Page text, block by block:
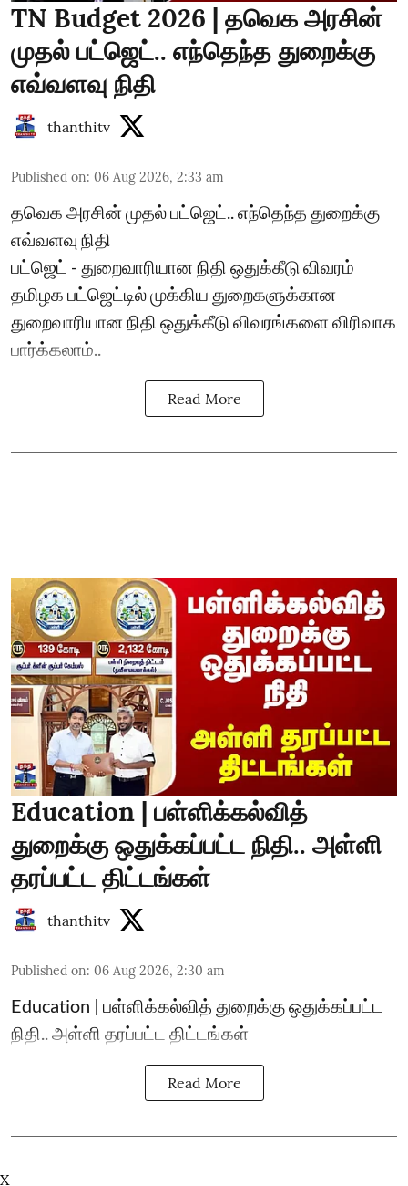
TN Budget 2026 | தவெக அரசின்
முதல் பட்ஜெட்.. எந்தெந்த துறைக்கு
எவ்வளவு நிதி
thanthitv
Published on: 06 Aug 2026, 2:33 am
தவெக அரசின் முதல் பட்ஜெட்.. எந்தெந்த துறைக்கு
எவ்வளவு நிதி
பட்ஜெட் - துறைவாரியான நிதி ஒதுக்கீடு விவரம்
தமிழக பட்ஜெட்டில் முக்கிய துறைகளுக்கான
துறைவாரியான நிதி ஒதுக்கீடு விவரங்களை விரிவாக
பார்க்கலாம்..
Read More
Education | பள்ளிக்கல்வித்
துறைக்கு ஒதுக்கப்பட்ட நிதி.. அள்ளி
தரப்பட்ட திட்டங்கள்
thanthitv
Published on: 06 Aug 2026, 2:30 am
Education | பள்ளிக்கல்வித் துறைக்கு ஒதுக்கப்பட்ட
நிதி.. அள்ளி தரப்பட்ட திட்டங்கள்
Read More
X